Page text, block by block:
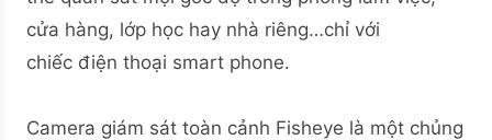
cửa hàng, lớp học hay nhà riêng…chỉ với
chiếc điện thoại smart phone.
Camera giám sát toàn cảnh Fisheye là một chủng